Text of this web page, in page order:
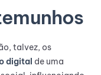
talvez, os
digital de uma